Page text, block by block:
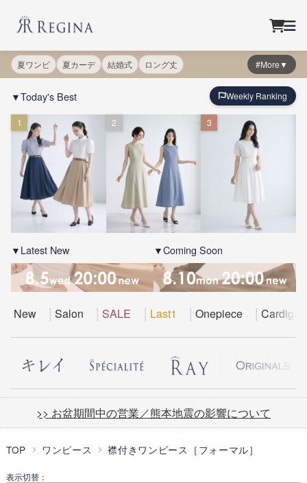
夏ワンピ 夏カーデ 結婚式 ロング丈 #More▼
▼Today's Best Weekly Ranking
1 2 3
▼Latest New ▼Coming Soon
New Salon SALE Last1 Onepiece Cardigan
>> お盆期間中の営業／熊本地震の影響について
TOP ワンピース 襟付きワンピース［フォーマル］
表示切替：